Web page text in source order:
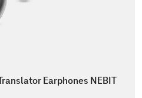
Earphones NEBIT